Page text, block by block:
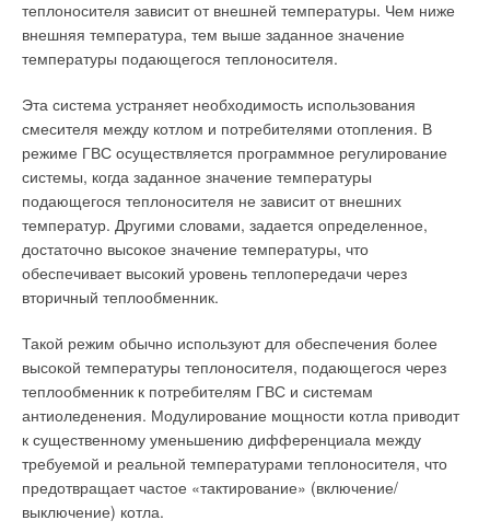
теплоносителя зависит от внешней температуры. Чем ниже
внешняя температура, тем выше заданное значение
температуры подающегося теплоносителя.
Эта система устраняет необходимость использования
смесителя между котлом и потребителями отопления. В
режиме ГВС осуществляется программное регулирование
системы, когда заданное значение температуры
подающегося теплоносителя не зависит от внешних
температур. Другими словами, задается определенное,
достаточно высокое значение температуры, что
обеспечивает высокий уровень теплопередачи через
вторичный теплообменник.
Такой режим обычно используют для обеспечения более
высокой температуры теплоносителя, подающегося через
теплообменник к потребителям ГВС и системам
антиоледенения. Модулирование мощности котла приводит
к существенному уменьшению дифференциала между
требуемой и реальной температурами теплоносителя, что
предотвращает частое «тактирование» (включение/
выключение) котла.